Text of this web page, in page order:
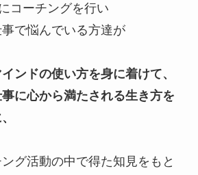
コーチングを行い
で悩んでいる方達が
ンドの使い方を身に着けて、
に心から満たされる生き方を
グ活動の中で得た知見をもと